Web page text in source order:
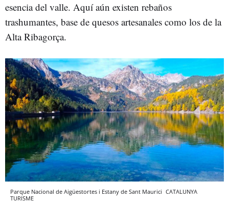
esencia del valle. Aquí aún existen rebaños
trashumantes, base de quesos artesanales como los de la
Alta Ribagorça.
Parque Nacional de Aigüestortes i Estany de Sant Maurici CATALUNYA
TURISME